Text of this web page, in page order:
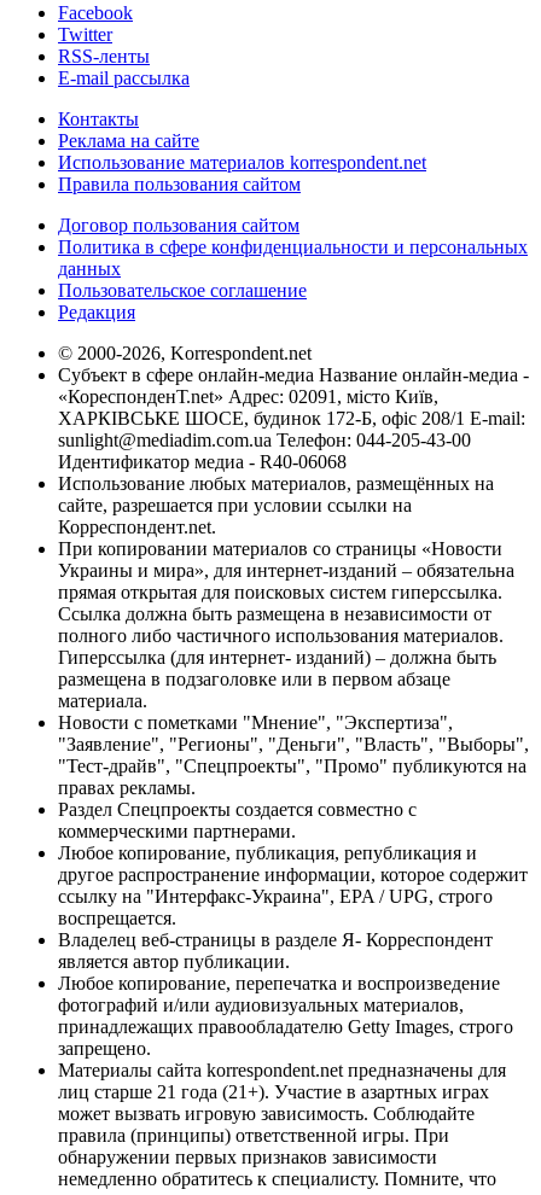
Facebook
Twitter
RSS-ленты
E-mail рассылка
Контакты
Реклама на сайте
Использование материалов korrespondent.net
Правила пользования сайтом
Договор пользования сайтом
Политика в сфере конфиденциальности и персональных
данных
Пользовательское соглашение
Редакция
© 2000-2026, Korrespondent.net
Субъект в сфере онлайн-медиа Название онлайн-медиа -
«КореспонденТ.net» Адрес: 02091, місто Київ,
ХАРКІВСЬКЕ ШОСЕ, будинок 172-Б, офіс 208/1 E-mail:
sunlight@mediadim.com.ua Телефон: 044-205-43-00
Идентификатор медиа - R40-06068
Использование любых материалов, размещённых на
сайте, разрешается при условии ссылки на
Корреспондент.net.
При копировании материалов со страницы «Новости
Украины и мира», для интернет-изданий – обязательна
прямая открытая для поисковых систем гиперссылка.
Ссылка должна быть размещена в независимости от
полного либо частичного использования материалов.
Гиперссылка (для интернет- изданий) – должна быть
размещена в подзаголовке или в первом абзаце
материала.
Новости с пометками "Мнение", "Экспертиза",
"Заявление", "Регионы", "Деньги", "Власть", "Выборы",
"Тест-драйв", "Спецпроекты", "Промо" публикуются на
правах рекламы.
Раздел Спецпроекты создается совместно с
коммерческими партнерами.
Любое копирование, публикация, републикация и
другое распространение информации, которое содержит
ссылку на "Интерфакс-Украина", EPA / UPG, строго
воспрещается.
Владелец веб-страницы в разделе Я- Корреспондент
является автор публикации.
Любое копирование, перепечатка и воспроизведение
фотографий и/или аудиовизуальных материалов,
принадлежащих правообладателю Getty Images, строго
запрещено.
Материалы сайта korrespondent.net предназначены для
лиц старше 21 года (21+). Участие в азартных играх
может вызвать игровую зависимость. Соблюдайте
правила (принципы) ответственной игры. При
обнаружении первых признаков зависимости
немедленно обратитесь к специалисту. Помните, что